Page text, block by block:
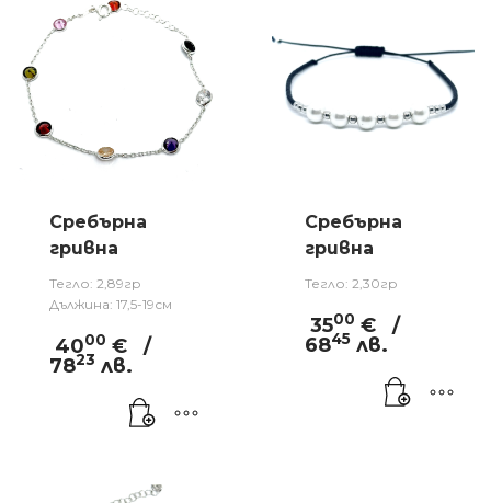
Сребърна
гривна
Тегло: 2,89гр
Дължина: 17,5-19см
4000 €
/
7823 лв.
Сребърна
гривна
Тегло: 2,30гр
3500 €
/
6845лв.